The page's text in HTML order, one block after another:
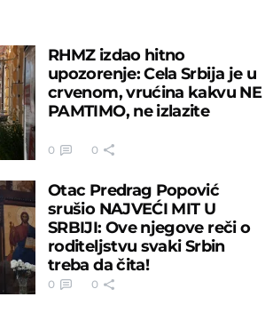
RHMZ izdao hitno
upozorenje: Cela Srbija je u
crvenom, vrućina kakvu NE
PAMTIMO, ne izlazite
0 0
Otac Predrag Popović
srušio NAJVEĆI MIT U
SRBIJI: Ove njegove reči o
roditeljstvu svaki Srbin
treba da čita!
0 0